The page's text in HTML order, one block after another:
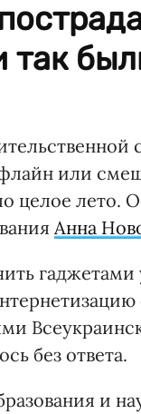
так
или
целое лето.
Анна
гаджетами
без ответа.
и